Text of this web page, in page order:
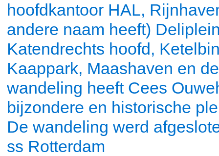
hoofdkantoor HAL,
andere naam heeft)
Katendrechts hoofd,
Kaappark, Maashaven en
wandeling heeft Cees
bijzondere en historische
De wandeling werd
ss Rotterdam